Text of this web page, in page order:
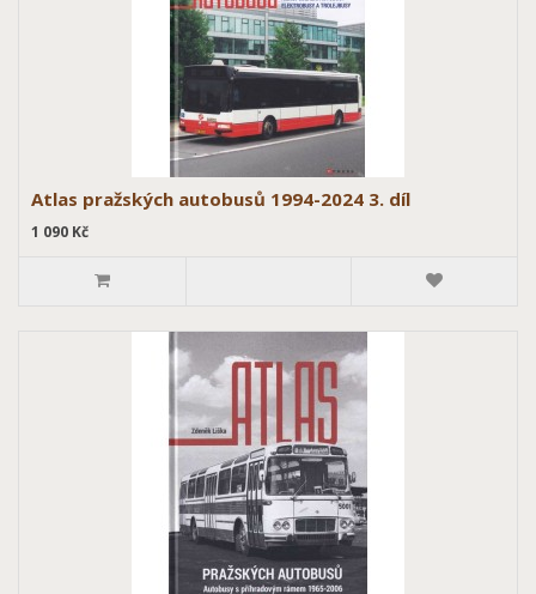
Atlas pražských autobusů 1994-2024 3. díl
1 090 Kč